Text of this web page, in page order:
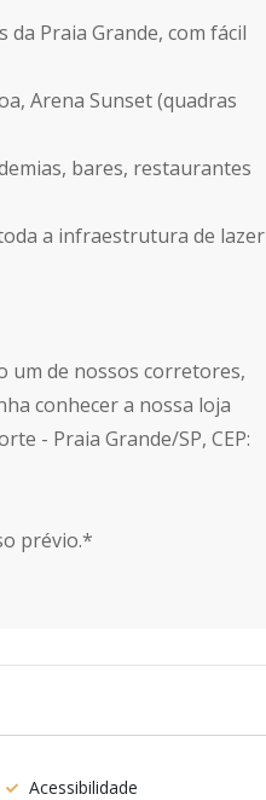
Praia Grande, com fácil
Arena Sunset (quadras
bares, restaurantes
a infraestrutura de lazer
um de nossos corretores,
conhecer a nossa loja
- Praia Grande/SP, CEP:
prévio.*
Acessibilidade